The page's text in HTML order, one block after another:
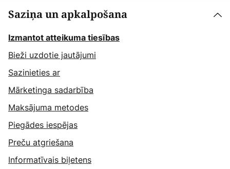
Saziņa un apkalpošana
Izmantot atteikuma tiesības
Bieži uzdotie jautājumi
Sazinieties ar
Mārketinga sadarbība
Maksājuma metodes
Piegādes iespējas
Preču atgriešana
Informatīvais biļetens